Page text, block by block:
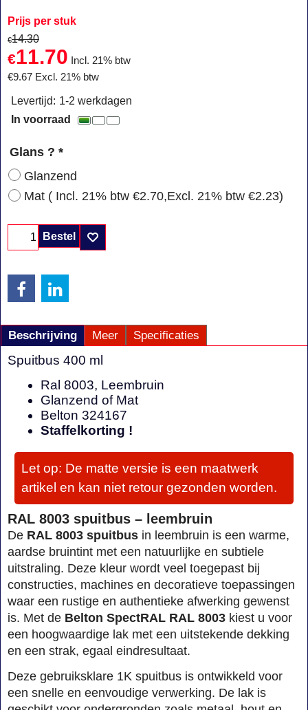
Prijs per stuk
€14.30
€11.70
Incl. 21% btw
€9.67 Excl. 21% btw
Levertijd: 1-2 werkdagen
In voorraad
Glans ? *
Glanzend
Mat ( Incl. 21% btw €2.70,Excl. 21% btw €2.23)
Bestel
Beschrijving Meer Specificaties
Spuitbus 400 ml
Ral 8003, Leembruin
Glanzend of Mat
Belton 324167
Staffelkorting !
Let op: De matte versie is een maatwerk
artikel en kan niet retour gezonden worden.
RAL 8003 spuitbus – leembruin
De RAL 8003 spuitbus in leembruin is een warme,
aardse bruintint met een natuurlijke en subtiele
uitstraling. Deze kleur wordt veel toegepast bij
constructies, machines en decoratieve toepassingen
waar een rustige en authentieke afwerking gewenst
is. Met de Belton SpectRAL RAL 8003 kiest u voor
een hoogwaardige lak met een uitstekende dekking
en een strak, egaal eindresultaat.
Deze gebruiksklare 1K spuitbus is ontwikkeld voor
een snelle en eenvoudige verwerking. De lak is